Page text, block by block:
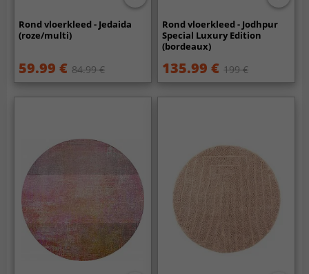
Rond vloerkleed - Jedaida
(roze/multi)
59.99 € 84.99 €
Rond vloerkleed - Jodhpur
Special Luxury Edition
(bordeaux)
135.99 € 199 €